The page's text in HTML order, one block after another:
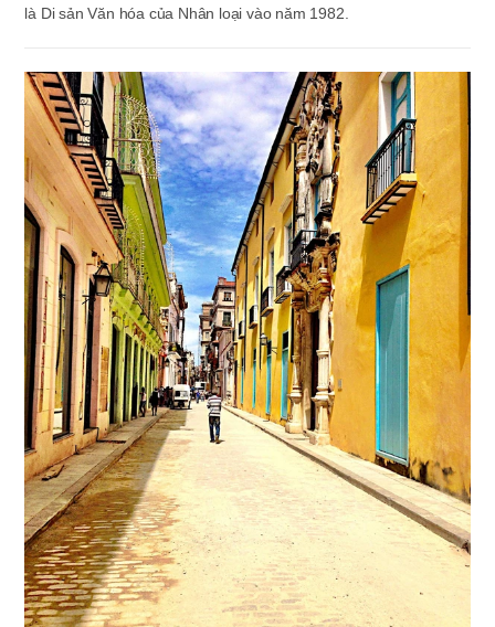
là Di sản Văn hóa của Nhân loại vào năm 1982.